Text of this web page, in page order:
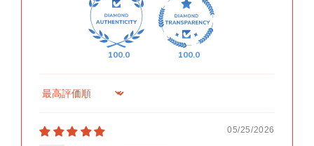
100.0 100.0
Sort by
05/25/2026